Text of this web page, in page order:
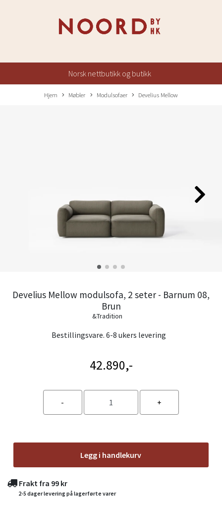
Norsk nettbutikk og butikk
Hjem Møbler Modulsofaer Develius Mellow
Develius Mellow modulsofa, 2 seter - Barnum 08,
Brun
&Tradition
Bestillingsvare. 6-8 ukers levering
42.890,-
Legg i handlekurv
Frakt fra 99 kr
2-5 dager levering på lagerførte varer